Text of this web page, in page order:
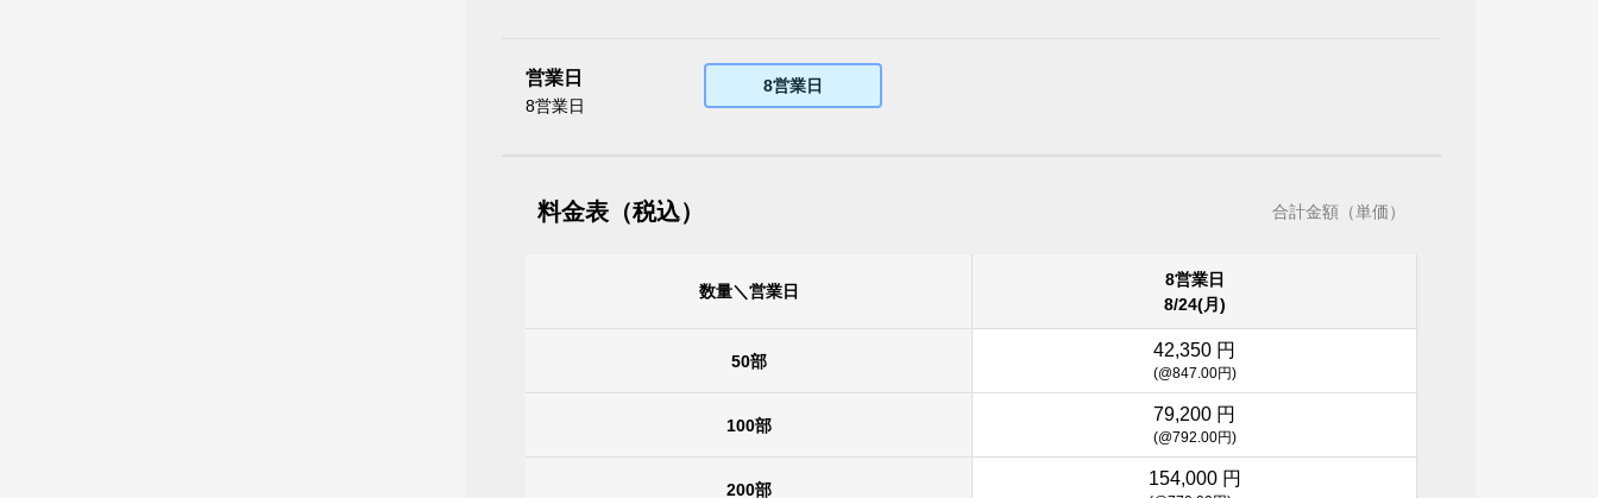
営業日
8営業日
8営業日
料金表（税込） 合計金額（単価）
数量＼営業日
8営業日
8/24(月)
50部
42,350 円
(@847.00円)
100部
79,200 円
(@792.00円)
200部
154,000 円